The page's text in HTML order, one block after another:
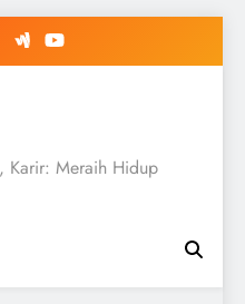
Karir: Meraih Hidup